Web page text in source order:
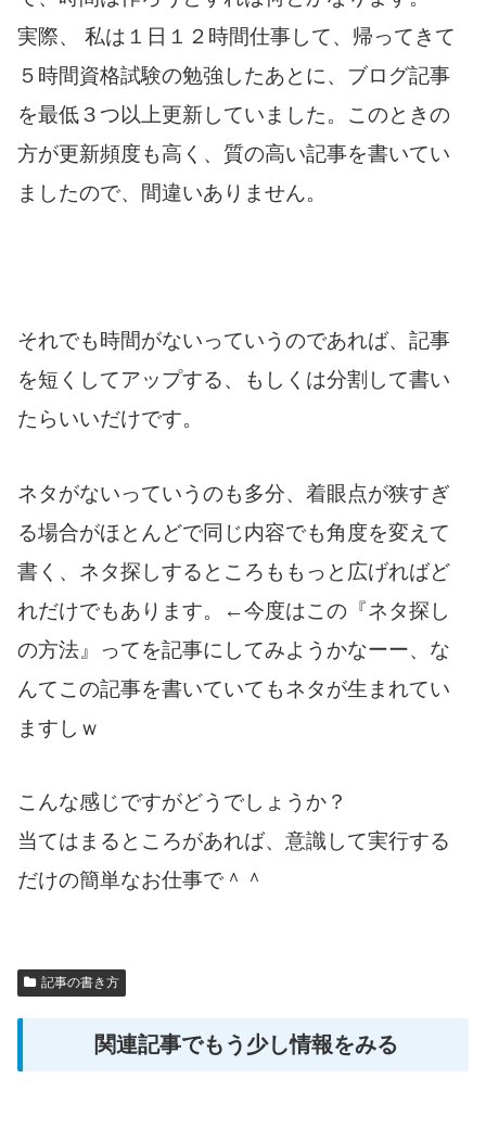
実際、 私は１日１２時間仕事して、帰ってきて
５時間資格試験の勉強したあとに、ブログ記事
を最低３つ以上更新していました。このときの
方が更新頻度も高く、質の高い記事を書いてい
ましたので、間違いありません。
それでも時間がないっていうのであれば、記事
を短くしてアップする、もしくは分割して書い
たらいいだけです。
ネタがないっていうのも多分、着眼点が狭すぎ
る場合がほとんどで同じ内容でも角度を変えて
書く、ネタ探しするところももっと広げればど
れだけでもあります。←今度はこの『ネタ探し
の方法』ってを記事にしてみようかなーー、な
んてこの記事を書いていてもネタが生まれてい
ますしｗ
こんな感じですがどうでしょうか？
当てはまるところがあれば、意識して実行する
だけの簡単なお仕事で＾＾
記事の書き方
関連記事でもう少し情報をみる